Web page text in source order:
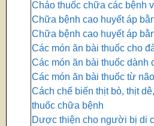
Cháo thuốc chữa các bệnh
Chữa bệnh cao huyết áp
Chữa bệnh cao huyết áp
Các món ăn bài thuốc cho
Các món ăn bài thuốc dành
Các món ăn bài thuốc từ
Cách chế biến thịt bò, thịt
thuốc chữa bệnh
Dược thiện cho người bị di